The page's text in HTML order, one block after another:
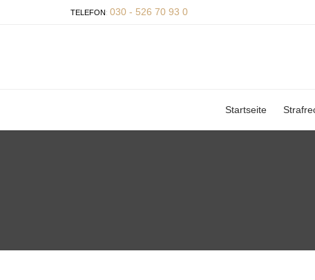
TELEFON: 030 - 526 70 93 0
Startseite